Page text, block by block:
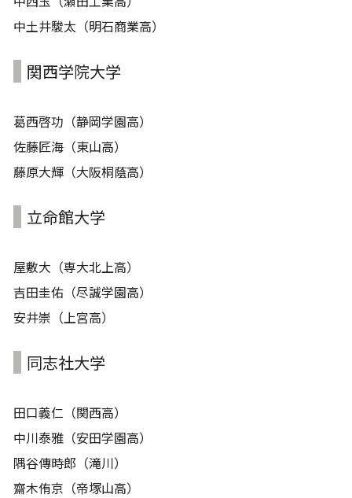
中土井駿太（明石商業高）
関西学院大学
葛西啓功（静岡学園高）
佐藤匠海（東山高）
藤原大輝（大阪桐蔭高）
立命館大学
屋敷大（専大北上高）
吉田圭佑（尽誠学園高）
安井崇（上宮高）
同志社大学
田口義仁（関西高）
中川泰雅（安田学園高）
隅谷傳時郎（滝川）
齋木侑京（帝塚山高）